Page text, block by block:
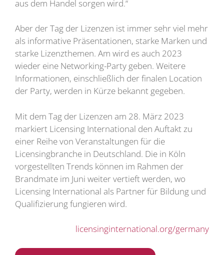
aus dem Handel sorgen wird.“
Aber der Tag der Lizenzen ist immer sehr viel mehr
als informative Präsentationen, starke Marken und
starke Lizenzthemen. Am wird es auch 2023
wieder eine Networking-Party geben. Weitere
Informationen, einschließlich der finalen Location
der Party, werden in Kürze bekannt gegeben.
Mit dem Tag der Lizenzen am 28. März 2023
markiert Licensing International den Auftakt zu
einer Reihe von Veranstaltungen für die
Licensingbranche in Deutschland. Die in Köln
vorgestellten Trends können im Rahmen der
Brandmate im Juni weiter vertieft werden, wo
Licensing International als Partner für Bildung und
Qualifizierung fungieren wird.
licensinginternational.org/germany